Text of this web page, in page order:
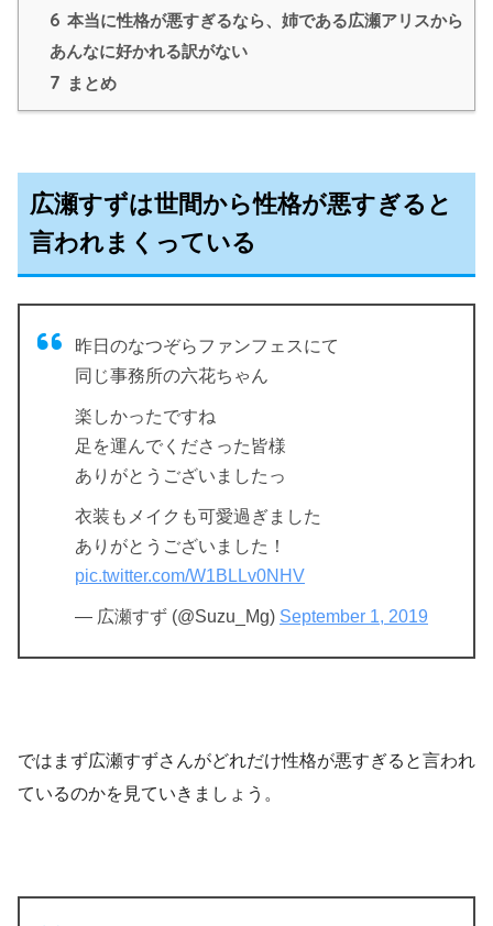
6 本当に性格が悪すぎるなら、姉である広瀬アリスから
あんなに好かれる訳がない
7 まとめ
広瀬すずは世間から性格が悪すぎると
言われまくっている
昨日のなつぞらファンフェスにて
同じ事務所の六花ちゃん
楽しかったですね
足を運んでくださった皆様
ありがとうございましたっ
衣装もメイクも可愛過ぎました
ありがとうございました！
pic.twitter.com/W1BLLv0NHV
— 広瀬すず (@Suzu_Mg) September 1, 2019
ではまず広瀬すずさんがどれだけ性格が悪すぎると言われ
ているのかを見ていきましょう。